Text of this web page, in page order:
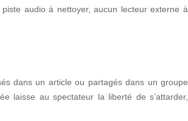
audio à nettoyer, aucun lecteur externe à
dans un article ou partagés dans un groupe
laisse au spectateur la liberté de s’attarder,